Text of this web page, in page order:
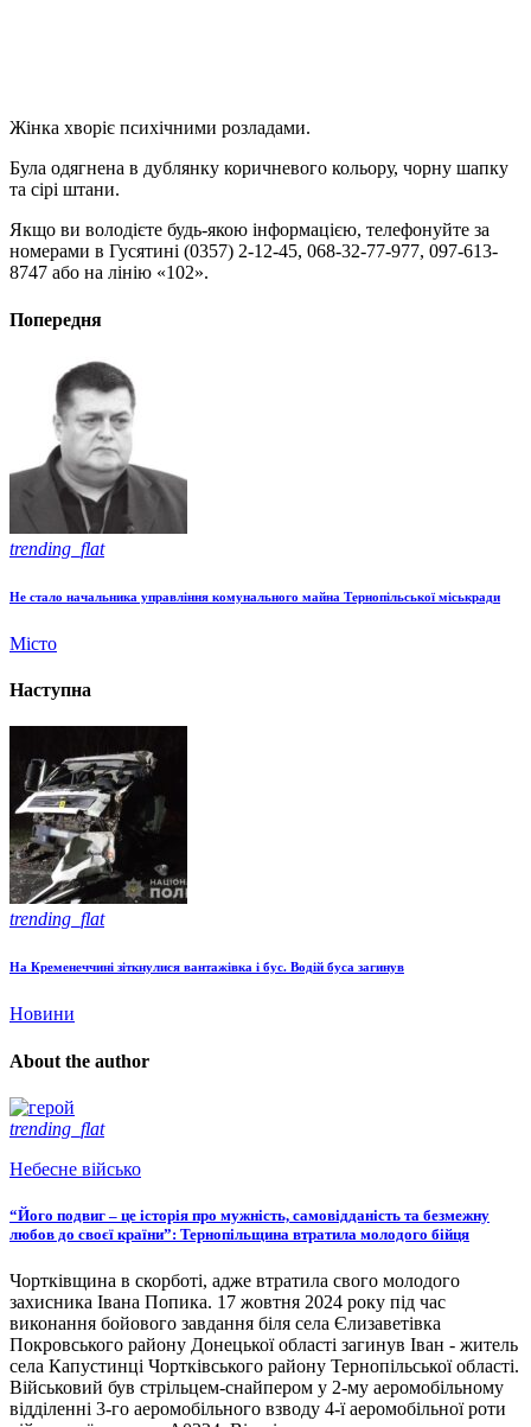
Жінка хворіє психічними розладами.
Була одягнена в дублянку коричневого кольору, чорну шапку
та сірі штани.
Якщо ви володієте будь-якою інформацією, телефонуйте за
номерами в Гусятині (0357) 2-12-45, 068-32-77-977, 097-613-
8747 або на лінію «102».
Попередня
trending_flat
Не стало начальника управління комунального майна Тернопільської міськради
Місто
Наступна
trending_flat
На Кременеччині зіткнулися вантажівка і бус. Водій буса загинув
Новини
About the author
trending_flat
Небесне військо
“Його подвиг – це історія про мужність, самовідданість та безмежну
любов до своєї країни”: Тернопільщина втратила молодого бійця
Чортківщина в скорботі, адже втратила свого молодого
захисника Івана Попика. 17 жовтня 2024 року під час
виконання бойового завдання біля села Єлизаветівка
Покровського району Донецької області загинув Іван - житель
села Капустинці Чортківського району Тернопільської області.
Військовий був стрільцем-снайпером у 2-му аеромобільному
відділенні 3-го аеромобільного взводу 4-ї аеромобільної роти